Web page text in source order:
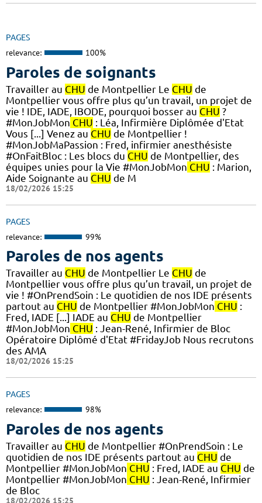
PAGES
relevance: 100%
Paroles de soignants
Travailler au CHU de Montpellier Le CHU de
Montpellier vous offre plus qu’un travail, un projet de
vie ! IDE, IADE, IBODE, pourquoi bosser au CHU ?
#MonJobMon CHU : Léa, Infirmière Diplômée d'Etat
Vous [...] Venez au CHU de Montpellier !
#MonJobMaPassion : Fred, infirmier anesthésiste
#OnFaitBloc : Les blocs du CHU de Montpellier, des
équipes unies pour la Vie #MonJobMon CHU : Marion,
Aide Soignante au CHU de M
18/02/2026 15:25
PAGES
relevance: 99%
Paroles de nos agents
Travailler au CHU de Montpellier Le CHU de
Montpellier vous offre plus qu’un travail, un projet de
vie ! #OnPrendSoin : Le quotidien de nos IDE présents
partout au CHU de Montpellier #MonJobMon CHU :
Fred, IADE [...] IADE au CHU de Montpellier
#MonJobMon CHU : Jean-René, Infirmier de Bloc
Opératoire Diplômé d'Etat #FridayJob Nous recrutons
des AMA
18/02/2026 15:25
PAGES
relevance: 98%
Paroles de nos agents
Travailler au CHU de Montpellier #OnPrendSoin : Le
quotidien de nos IDE présents partout au CHU de
Montpellier #MonJobMon CHU : Fred, IADE au CHU de
Montpellier #MonJobMon CHU : Jean-René, Infirmier
de Bloc
18/02/2026 15:25